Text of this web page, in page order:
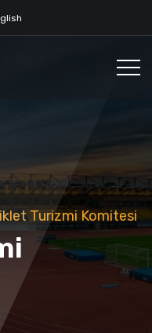
Turizmi Komitesi